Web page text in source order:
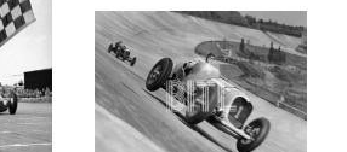
peuvent
être
choisies
sur
la
page